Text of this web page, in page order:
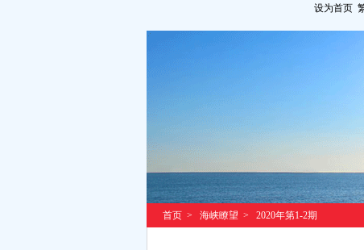
设为首页
首页 > 海峡瞭望 > 2020年第1-2期